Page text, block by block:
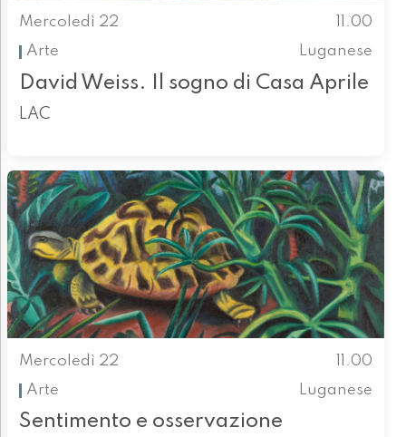
Mercoledì 22
11.00
Arte
Luganese
David Weiss. Il sogno di Casa Aprile
LAC
Mercoledì 22
11.00
Arte
Luganese
Sentimento e osservazione